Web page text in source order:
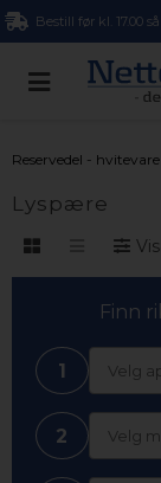
Bestill før kl. 17.00
Reservedel - hvitevare
Lyspære
Finn
1 Velg
2 Velg